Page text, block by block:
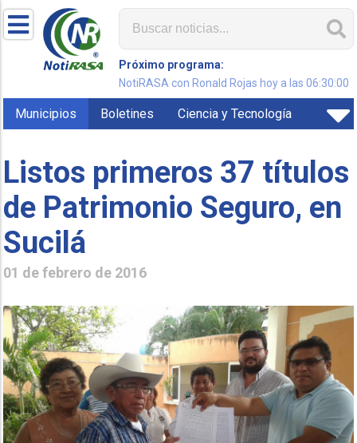
Próximo programa:
NotiRASA con Ronald Rojas hoy a las 06:30:00
Municipios Boletines Ciencia y Tecnología
Listos primeros 37 títulos
de Patrimonio Seguro, en
Sucilá
01 de febrero de 2016